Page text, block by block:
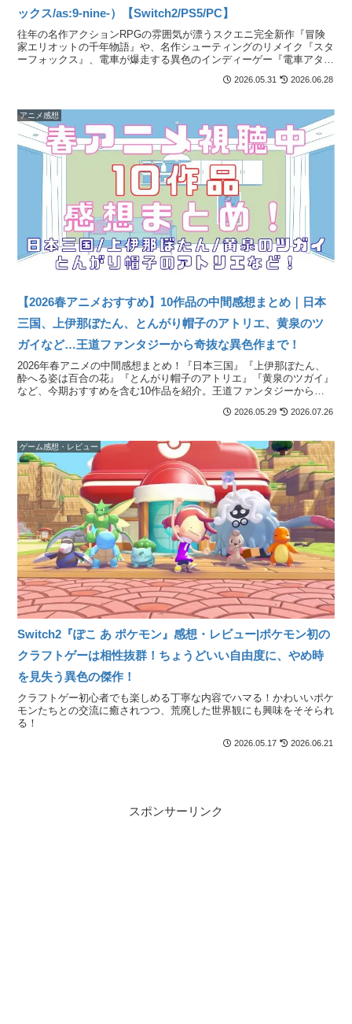
ックス/as:9-nine-）【Switch2/PS5/PC】
往年の名作アクションRPGの雰囲気が漂うスクエニ完全新作『冒険
家エリオットの千年物語』や、名作シューティングのリメイク『スタ
ーフォックス』、電車が爆走する異色のインディーゲー『電車アタッ
2026.05.31 2026.06.28
アニメ感想
【2026春アニメおすすめ】10作品の中間感想まとめ｜日本
三国、上伊那ぼたん、とんがり帽子のアトリエ、黄泉のツ
ガイなど…王道ファンタジーから奇抜な異色作まで！
2026年春アニメの中間感想まとめ！『日本三国』『上伊那ぼたん、
酔へる姿は百合の花』『とんがり帽子のアトリエ』『黄泉のツガイ』
など、今期おすすめを含む10作品を紹介。王道ファンタジーからク
2026.05.29 2026.07.26
ゲーム感想・レビュー
Switch2『ぽこ あ ポケモン』感想・レビュー|ポケモン初の
クラフトゲーは相性抜群！ちょうどいい自由度に、やめ時
を見失う異色の傑作！
クラフトゲー初心者でも楽しめる丁寧な内容でハマる！かわいいポケ
モンたちとの交流に癒されつつ、荒廃した世界観にも興味をそそられ
る！
2026.05.17 2026.06.21
スポンサーリンク